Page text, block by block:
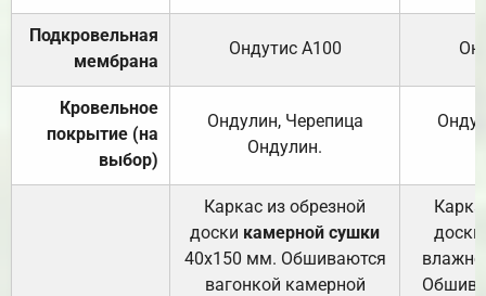
Подкровельная
мембрана
Ондутис А100
Кровельное
покрытие (на
выбор)
Ондулин, Черепица
Ондулин.
Каркас из обрезной
доски камерной сушки
40х150 мм. Обшиваются
вагонкой камерной
доски